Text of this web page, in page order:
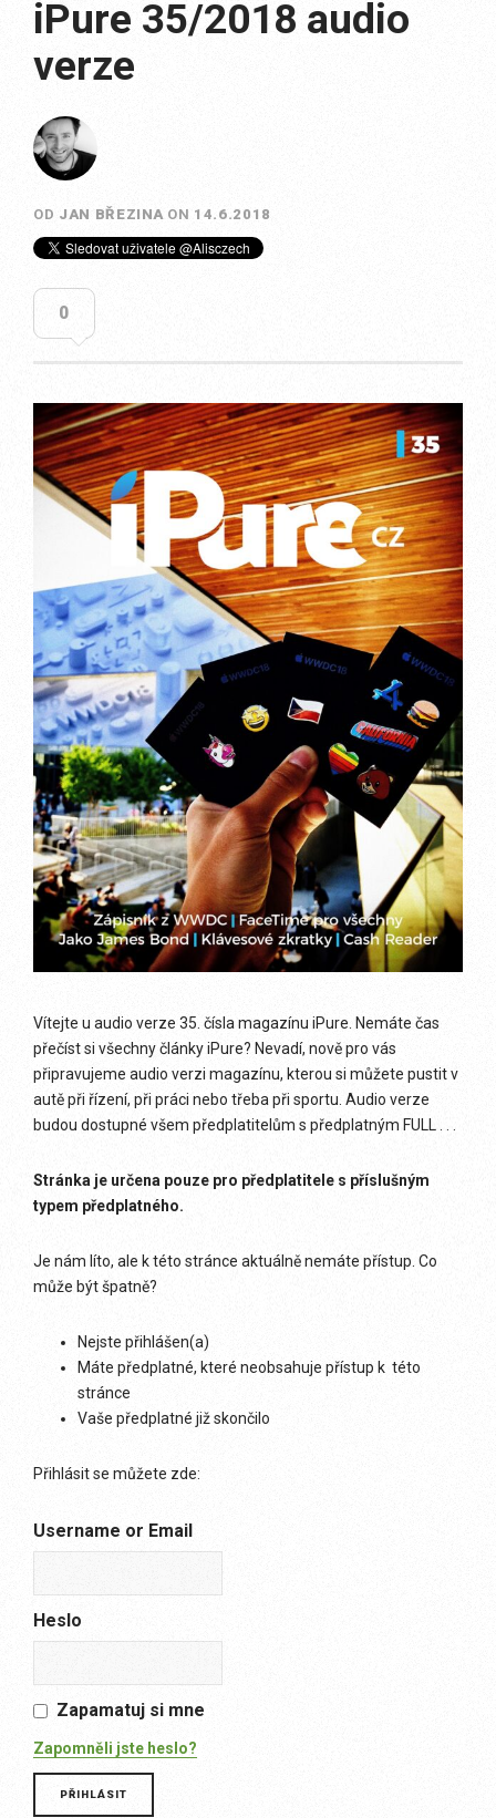
iPure 35/2018 audio
verze
OD JAN BŘEZINA ON 14.6.2018
0
Vítejte u audio verze 35. čísla magazínu iPure. Nemáte čas
přečíst si všechny články iPure? Nevadí, nově pro vás
připravujeme audio verzi magazínu, kterou si můžete pustit v
autě při řízení, při práci nebo třeba při sportu. Audio verze
budou dostupné všem předplatitelům s předplatným FULL . . .
Stránka je určena pouze pro předplatitele s příslušným
typem předplatného.
Je nám líto, ale k této stránce aktuálně nemáte přístup. Co
může být špatně?
Nejste přihlášen(a)
Máte předplatné, které neobsahuje přístup k této
stránce
Vaše předplatné již skončilo
Přihlásit se můžete zde:
Username or Email
Heslo
Zapamatuj si mne
Zapomněli jste heslo?